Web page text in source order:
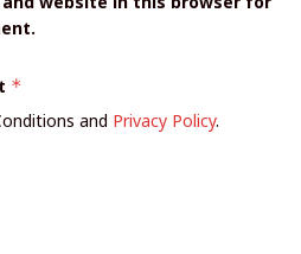
*
and Privacy Policy.